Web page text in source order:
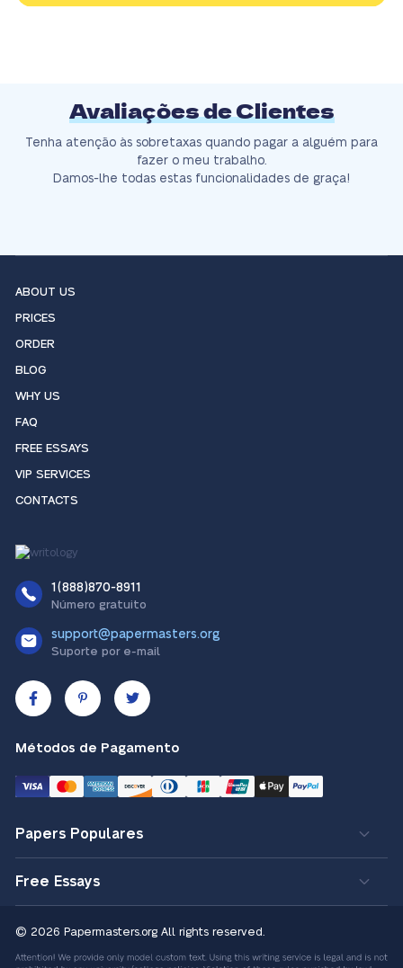
Avaliações de Clientes
Tenha atenção às sobretaxas quando pagar a alguém para
fazer o meu trabalho.
Damos-lhe todas estas funcionalidades de graça!
ABOUT US
PRICES
ORDER
BLOG
WHY US
FAQ
FREE ESSAYS
VIP SERVICES
CONTACTS
1(888)870-8911
Número gratuito
support@papermasters.org
Suporte por e-mail
Métodos de Pagamento
Papers Populares
Free Essays
© 2026 Papermasters.org All rights reserved.